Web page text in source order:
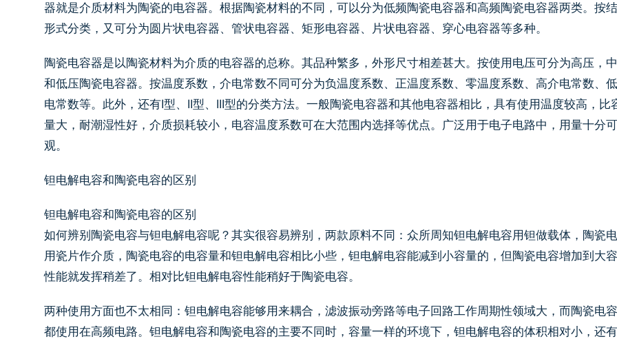
器就是介质材料为陶瓷的电容器。根据陶瓷材料的不同，可以分为低频陶瓷电容器和高频陶瓷电容器两类。按
形式分类，又可分为圆片状电容器、管状电容器、矩形电容器、片状电容器、穿心电容器等多种。
陶瓷电容器是以陶瓷材料为介质的电容器的总称。其品种繁多，外形尺寸相差甚大。按使用电压可分为高压，
和低压陶瓷电容器。按温度系数，介电常数不同可分为负温度系数、正温度系数、零温度系数、高介电常数、
电常数等。此外，还有I型、II型、III型的分类方法。一般陶瓷电容器和其他电容器相比，具有使用温度较高，比
量大，耐潮湿性好，介质损耗较小，电容温度系数可在大范围内选择等优点。广泛用于电子电路中，用量十分可
观。
钽电解电容和陶瓷电容的区别
钽电解电容和陶瓷电容的区别
如何辨别陶瓷电容与钽电解电容呢？其实很容易辨别，两款原料不同：众所周知钽电解电容用钽做载体，陶瓷
用瓷片作介质，陶瓷电容的电容量和钽电解电容相比小些，钽电解电容能减到小容量的，但陶瓷电容增加到大
性能就发挥稍差了。相对比钽电解电容性能稍好于陶瓷电容。
两种使用方面也不太相同：钽电解电容能够用来耦合，滤波振动旁路等电子回路工作周期性领域大，而陶瓷电
都使用在高频电路。钽电解电容和陶瓷电容的主要不同时，容量一样的环境下，钽电解电容的体积相对小，还